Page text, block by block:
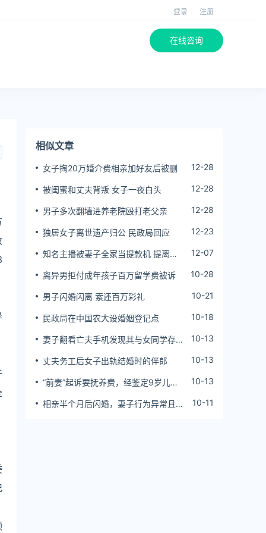
登录 注册
在线咨询
相似文章
女子掏20万婚介费相亲加好友后被删 12-28
被闺蜜和丈夫背叛 女子一夜白头 12-28
男子多次翻墙进养老院殴打老父亲 12-28
独居女子离世遗产归公 民政局回应 12-23
知名主播被妻子全家当提款机 提离婚
12-07
离异男拒付成年孩子百万留学费被诉 10-28
男子闪婚闪离 索还百万彩礼 10-21
民政局在中国农大设婚姻登记点 10-18
妻子翻看亡夫手机发现其与女同学存婚
10-13
丈夫务工后女子出轨结婚时的伴郎 10-13
“前妻”起诉要抚养费，经鉴定9岁儿子
10-13
相亲半个月后闪婚，妻子行为异常且持
10-11